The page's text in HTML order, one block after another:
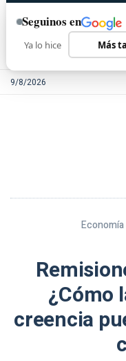
9/8/2026
¿Cómo
creencia
Seguinos en
Ya lo hice Más